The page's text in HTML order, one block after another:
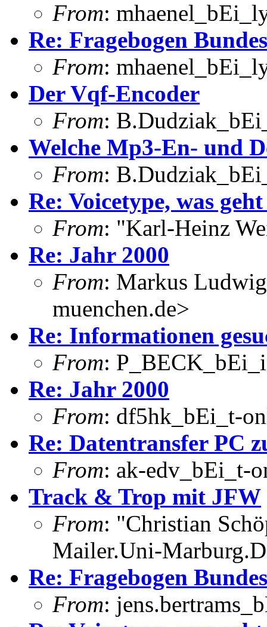
From:
Re: Fragebogen
From:
Der Vqf-Encoder
From:
Welche Mp3-En- und
From:
Re: Voicetype, was
From: "Karl-Heinz
Re: Jahr 2000
From: Markus
muenchen.de>
Re: Informationen
From:
Re: Jahr 2000
From: df5hk_bEi_t-
Re: Datentransfer PC
From: ak-edv_bEi_t-
Track & Trop mit JFW
From: "Christian
Mailer.Uni-
Re: Fragebogen
From: